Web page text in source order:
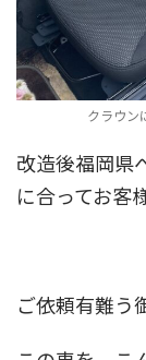
クラウン
改造後福岡県
に合ってお客
ご依頼有難う